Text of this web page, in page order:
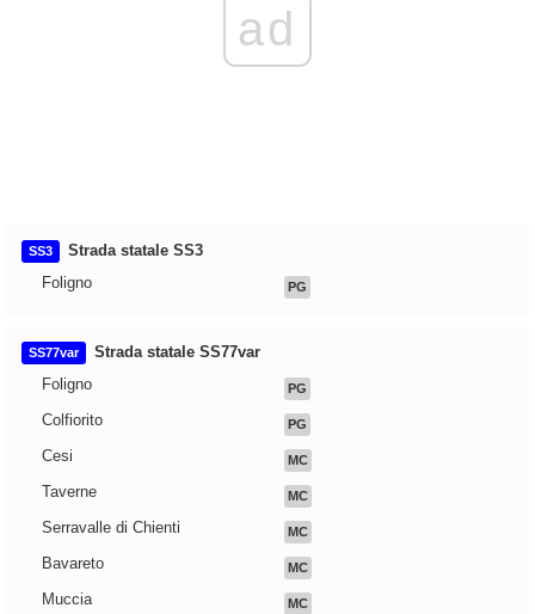
ad
SS3
Strada statale SS3
Foligno
PG
SS77var
Strada statale SS77var
Foligno
PG
Colfiorito PG
Cesi MC
Taverne MC
Serravalle di Chienti MC
Bavareto MC
Muccia MC